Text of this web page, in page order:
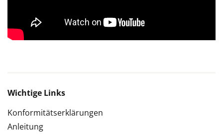
Wichtige Links
Konformitätserklärungen
Anleitung